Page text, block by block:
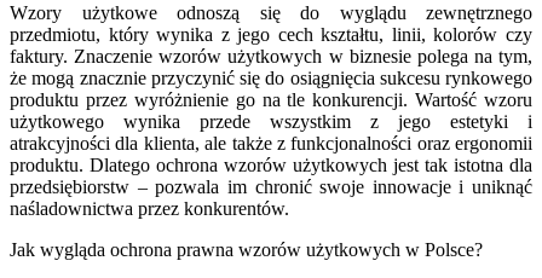
Wzory użytkowe odnoszą się do wyglądu zewnętrznego
przedmiotu, który wynika z jego cech kształtu, linii, kolorów czy
faktury. Znaczenie wzorów użytkowych w biznesie polega na tym,
że mogą znacznie przyczynić się do osiągnięcia sukcesu rynkowego
produktu przez wyróżnienie go na tle konkurencji. Wartość wzoru
użytkowego wynika przede wszystkim z jego estetyki i
atrakcyjności dla klienta, ale także z funkcjonalności oraz ergonomii
produktu. Dlatego ochrona wzorów użytkowych jest tak istotna dla
przedsiębiorstw – pozwala im chronić swoje innowacje i uniknąć
naśladownictwa przez konkurentów.
Jak wygląda ochrona prawna wzorów użytkowych w Polsce?